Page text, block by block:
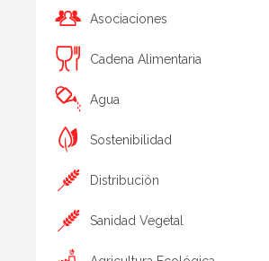
Asociaciones
Cadena Alimentaria
Agua
Sostenibilidad
Distribución
Sanidad Vegetal